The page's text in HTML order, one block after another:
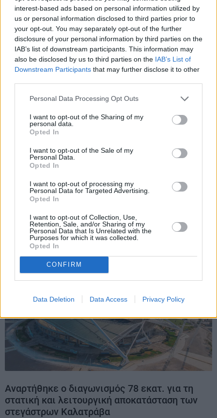
interest-based ads based on personal information utilized by
us or personal information disclosed to third parties prior to
your opt-out. You may separately opt-out of the further
disclosure of your personal information by third parties on the
IAB’s list of downstream participants. This information may
also be disclosed by us to third parties on the IAB’s List of
Downstream Participants that may further disclose it to other
Personal Data Processing Opt Outs
I want to opt-out of the Sharing of my
personal data.
Opted In
I want to opt-out of the Sale of my
Personal Data.
Opted In
I want to opt-out of processing my
Personal Data for Targeted Advertising.
Opted In
I want to opt-out of Collection, Use,
Retention, Sale, and/or Sharing of my
Personal Data that Is Unrelated with the
Purposes for which it was collected.
Opted In
CONFIRM
Data Deletion Data Access Privacy Policy
Στεγάστρου Καλατράβα και
αναβαθμίζονται οι υποδομές του
ΟΑΚΑ
Υποβάλλονται τον Φεβρουάριο οι προσφορές για τα έργα
προϋπολογισμού 92,5 εκατ. ευρώ
Αναρτήθηκε ο διαγωνισμός 78 εκατ. για τη
στατική και λειτουργική αποκατάσταση των
στεγάστρων Καλατράβα